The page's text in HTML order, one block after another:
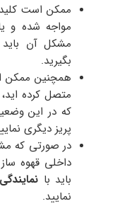
ممکن است
مواجه شده و
مشکل آن
بگیرید.
همچنین ممکن
متصل کرده
که در این
پریز دیگری
در صورتی که
داخلی قهوه
باید با
نمایید.